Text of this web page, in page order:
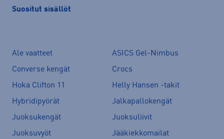
Suositut sisällöt
Ale vaatteet
ASICS Gel-Nimbus
Converse kengät
Crocs
Hoka Clifton 11
Helly Hansen -takit
Hybridipyörät
Jalkapallokengät
Juoksukengät
Juoksuliivit
Juoksuvyöt
Jääkiekkomailat